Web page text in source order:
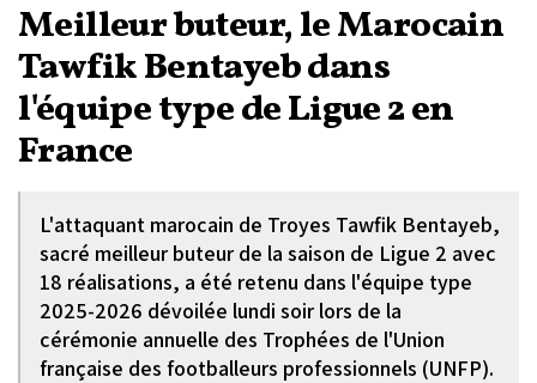
Meilleur buteur, le Marocain
Tawfik Bentayeb dans
l'équipe type de Ligue 2 en
France
L'attaquant marocain de Troyes Tawfik Bentayeb,
sacré meilleur buteur de la saison de Ligue 2 avec
18 réalisations, a été retenu dans l'équipe type
2025-2026 dévoilée lundi soir lors de la
cérémonie annuelle des Trophées de l'Union
française des footballeurs professionnels (UNFP).